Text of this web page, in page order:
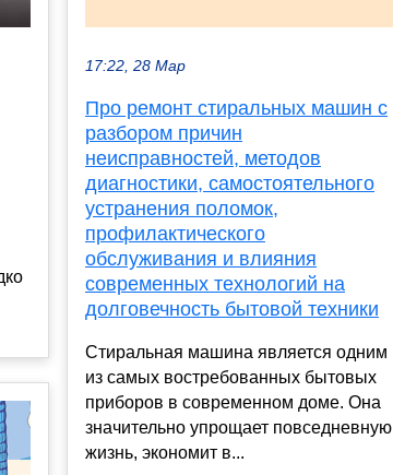
17:22, 28 Мар
Про ремонт стиральных машин с
разбором причин
неисправностей, методов
диагностики, самостоятельного
устранения поломок,
профилактического
обслуживания и влияния
современных технологий на
долговечность бытовой техники
Стиральная машина является одним
из самых востребованных бытовых
приборов в современном доме. Она
значительно упрощает повседневную
жизнь, экономит в...